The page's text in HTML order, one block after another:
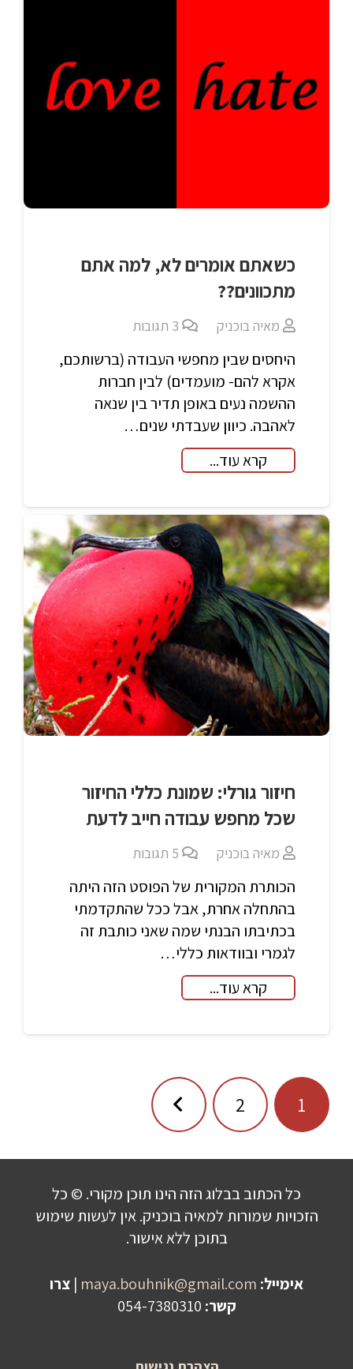
כשאתם אומרים לא, למה אתם
מתכוונים??
מאיה בוכניק 3 תגובות
היחסים שבין מחפשי העבודה (ברשותכם,
אקרא להם- מועמדים) לבין חברות
ההשמה נעים באופן תדיר בין שנאה
לאהבה. כיוון שעבדתי שנים…
קרא עוד...
חיזור גורלי: שמונת כללי החיזור
שכל מחפש עבודה חייב לדעת
מאיה בוכניק 5 תגובות
הכותרת המקורית של הפוסט הזה היתה
בהתחלה אחרת, אבל ככל שהתקדמתי
בכתיבתו הבנתי שמה שאני כותבת זה
לגמרי ובוודאות כללי…
קרא עוד...
ניווט
1
2
כל הכתוב בבלוג הזה הינו תוכן מקורי. © כל
הזכויות שמורות למאיה בוכניק. אין לעשות שימוש
בתוכן ללא אישור.
אימייל: maya.bouhnik@gmail.com
| צרו
קשר: